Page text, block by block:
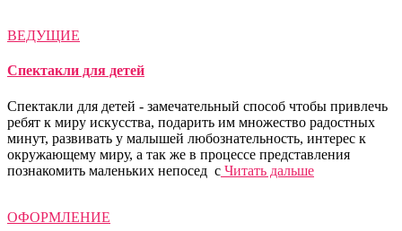
ВЕДУЩИЕ
Спектакли для детей
Спектакли для детей - замечательный способ чтобы привлечь
ребят к миру искусства, подарить им множество радостных
минут, развивать у малышей любознательность, интерес к
окружающему миру, а так же в процессе представления
познакомить маленьких непосед с Читать дальше
ОФОРМЛЕНИЕ